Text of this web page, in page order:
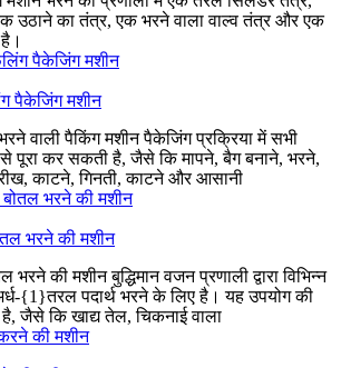
उठाने का तंत्र, एक भरने वाला वाल्व तंत्र और एक
पैकेजिंग मशीन
वाली पैकिंग मशीन पैकेजिंग प्रक्रिया में सभी
पूरा कर सकती है, जैसे कि मापने, बैग बनाने, भरने,
काटने, गिनती, काटने और आसानी
भरने की मशीन
की मशीन बुद्धिमान वजन प्रणाली द्वारा विभिन्न
{1}तरल पदार्थ भरने के लिए है। यह उपयोग की
जैसे कि खाद्य तेल, चिकनाई वाला